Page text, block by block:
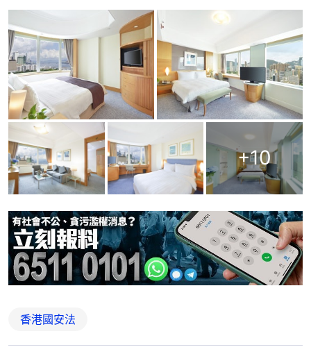
+10
香港國安法